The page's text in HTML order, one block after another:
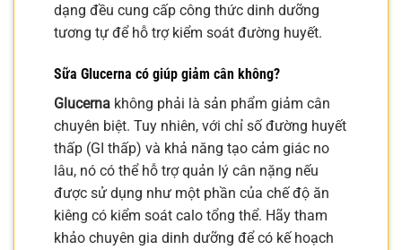
dạng đều cung cấp công thức dinh dưỡng
tương tự để hỗ trợ kiểm soát đường huyết.
Sữa Glucerna có giúp giảm cân không?
Glucerna không phải là sản phẩm giảm cân
chuyên biệt. Tuy nhiên, với chỉ số đường huyết
thấp (GI thấp) và khả năng tạo cảm giác no
lâu, nó có thể hỗ trợ quản lý cân nặng nếu
được sử dụng như một phần của chế độ ăn
kiêng có kiểm soát calo tổng thể. Hãy tham
khảo chuyên gia dinh dưỡng để có kế hoạch